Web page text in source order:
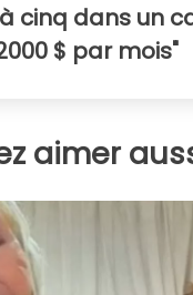
cinq dans un
$ par mois"
aimer